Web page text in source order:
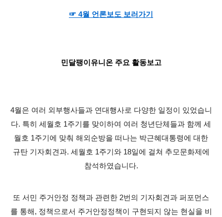
☞ 4월 언론보도 보러가기
민달팽이유니온 주요 활동보고
4월은 여러 외부행사들과 연대행사로 다양한 일정이 있었습니
다. 특히 세월호 1주기를 맞이하여 여러 청년단체들과 함께 세
월호 1주기에 맞춰 해외순방을 떠나는 박근혜대통령에 대한
규탄 기자회견과. 세월호 1주기와 18일에 걸쳐 추모문화제에
참석하였습니다.
또 서민 주거안정 정책과 관련한 2번의 기자회견과 퍼포먼스
를 통해, 정책으로서 주거안정정책이 구현되지 않는 현실을 비